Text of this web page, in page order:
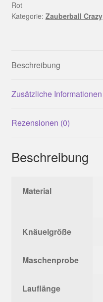
Rot
Menge
Rot
Kategorie: Zauberball Crazy
Beschreibung
Zusätzliche Informationen
Rezensionen (0)
Beschreibung
Material
Knäuelgröße
Maschenprobe
Lauflänge